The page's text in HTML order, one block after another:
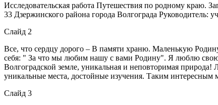
Исследовательская работа Путешествия по родному
33 Дзержинского района города Волгограда Руководитель:
Слайд 2
Все, что сердцу дорого – В памяти храню. Маленькую
себя: " За что мы любим нашу с вами Родину". Я люблю свою
Волгоградской земле, уникальная и неповторимая
уникальные места, достойные изучения. Таким интересным
Слайд 3